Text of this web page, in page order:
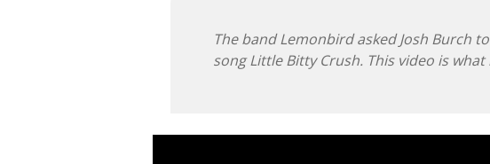
The band Lemonbird asked Josh Burch
song Little Bitty Crush. This video is